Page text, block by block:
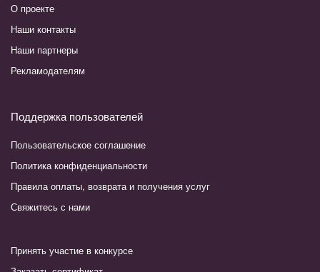
О проекте
Наши контакты
Наши партнеры
Рекламодателям
Поддержка пользователей
Пользовательское соглашение
Политика конфиденциальности
Правила оплаты, возврата и получения услуг
Свяжитесь с нами
Принять участие в конкурсе